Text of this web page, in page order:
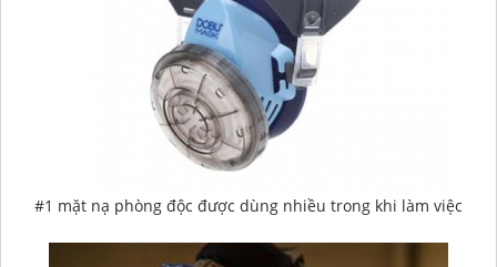
#1 mặt nạ phòng độc được dùng nhiều trong khi làm việc